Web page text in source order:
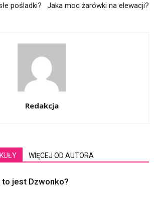
pośladki? Jaka moc żarówki na elewacji?
Redakcja
WIĘCEJ OD AUTORA
to jest Dzwonko?